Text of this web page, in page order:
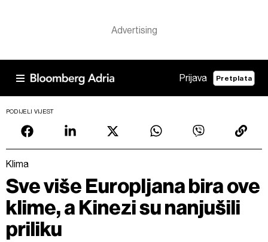
Prijava Pretplata
PODIJELI VIJEST
Klima
Sve više Europljana bira ove
klime, a Kinezi su nanjušili
priliku